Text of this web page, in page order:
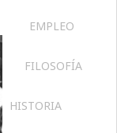
EMPLEO
FILOSOFÍA
HISTORIA